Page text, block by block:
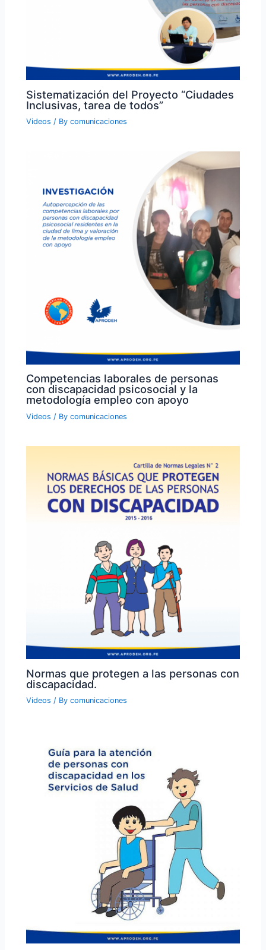
Sistematización del Proyecto “Ciudades
Inclusivas, tarea de todos”
Videos / Bycomunicaciones
Competencias laborales de personas
con discapacidad psicosocial y la
metodología empleo con apoyo
Videos / Bycomunicaciones
Normas que protegen a las personas con
discapacidad.
Videos / Bycomunicaciones